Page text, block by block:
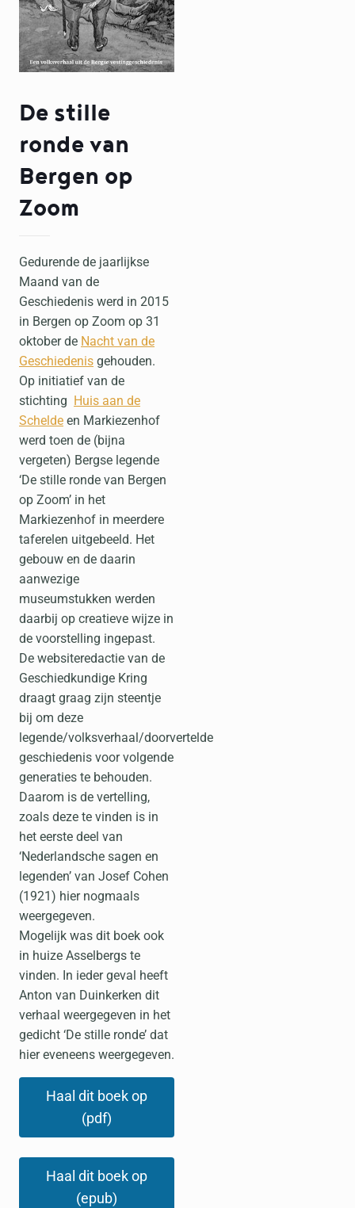
De stille
ronde van
Bergen op
Zoom
Gedurende de jaarlijkse
Maand van de
Geschiedenis werd in 2015
in Bergen op Zoom op 31
oktober de Nacht van de
Geschiedenis gehouden.
Op initiatief van de
stichting Huis aan de
Schelde en Markiezenhof
werd toen de (bijna
vergeten) Bergse legende
‘De stille ronde van Bergen
op Zoom’ in het
Markiezenhof in meerdere
taferelen uitgebeeld. Het
gebouw en de daarin
aanwezige
museumstukken werden
daarbij op creatieve wijze in
de voorstelling ingepast.
De websiteredactie van de
Geschiedkundige Kring
draagt graag zijn steentje
bij om deze
legende/volksverhaal/doorvertelde
geschiedenis voor volgende
generaties te behouden.
Daarom is de vertelling,
zoals deze te vinden is in
het eerste deel van
‘Nederlandsche sagen en
legenden’ van Josef Cohen
(1921) hier nogmaals
weergegeven.
Mogelijk was dit boek ook
in huize Asselbergs te
vinden. In ieder geval heeft
Anton van Duinkerken dit
verhaal weergegeven in het
gedicht ‘De stille ronde’ dat
hier eveneens weergegeven.
Haal dit boek op
(pdf)
Haal dit boek op
(epub)